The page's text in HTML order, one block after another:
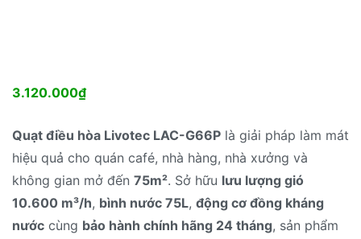
3.120.000₫
Quạt điều hòa Livotec LAC-G66P là giải pháp làm mát
hiệu quả cho quán café, nhà hàng, nhà xưởng và
không gian mở đến 75m². Sở hữu lưu lượng gió
10.600 m³/h, bình nước 75L, động cơ đồng kháng
nước cùng bảo hành chính hãng 24 tháng, sản phẩm